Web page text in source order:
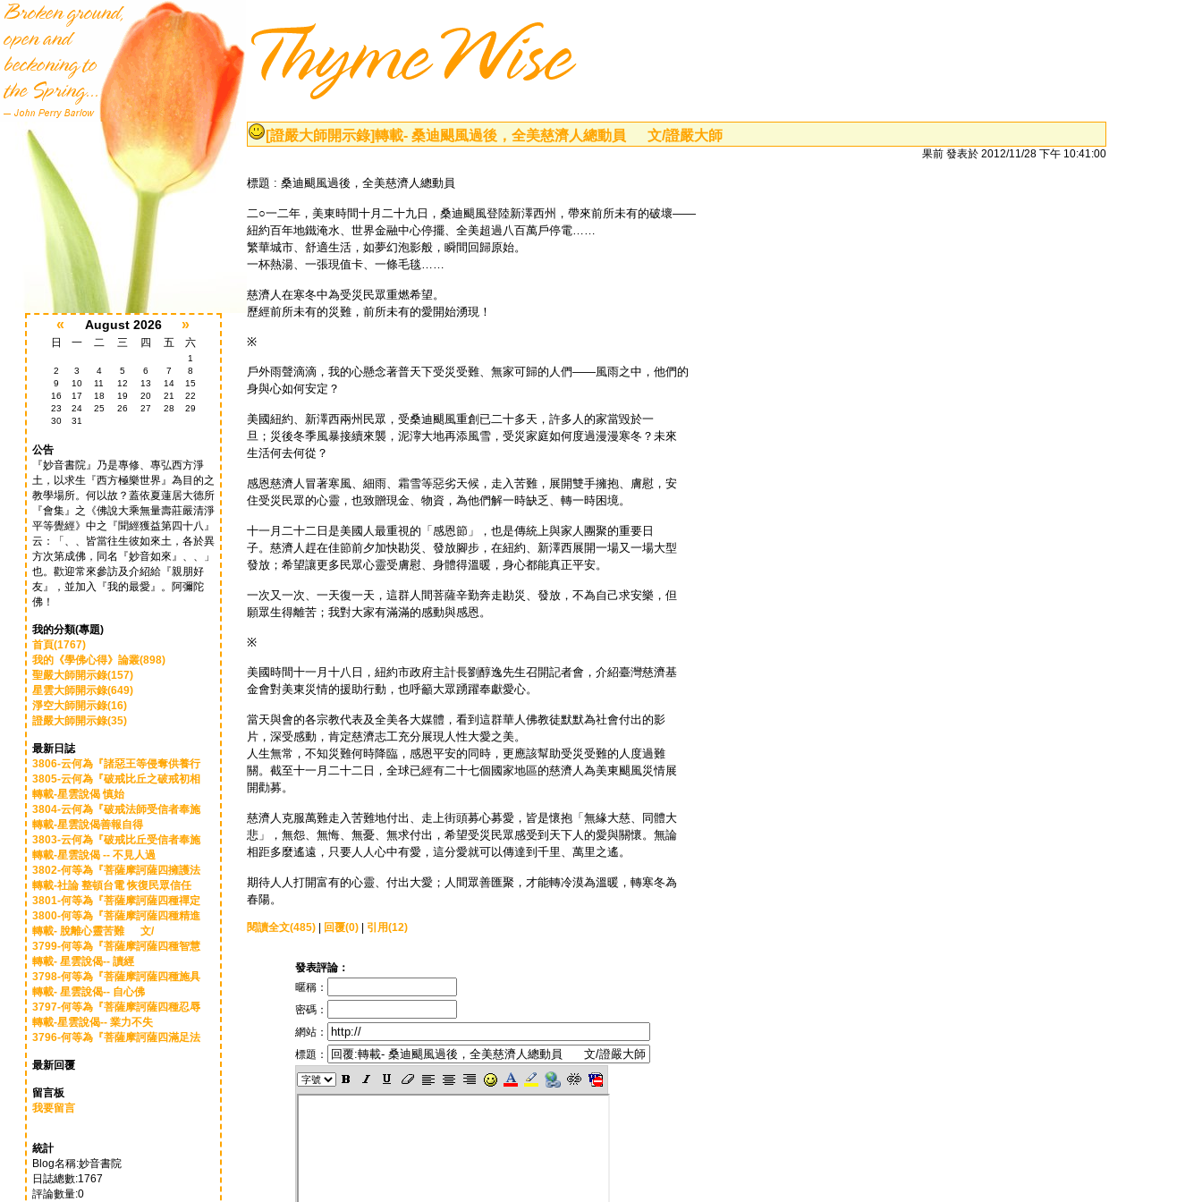
« August 2026 »
日 一 二 三 四 五 六
1
2
3 4 5 6 7
8
9
10 11 12 13 14
15
16
17 18 19 20 21
22
23
24 25 26 27 28
29
30
31
公告
『妙音書院』乃是專修、專弘西方淨
土，以求生『西方極樂世界』為目的之
教學場所。何以故？蓋依夏蓮居大德所
『會集』之《佛說大乘無量壽莊嚴清淨
平等覺經》中之『聞經獲益第四十八』
云：「、、皆當往生彼如來土，各於異
方次第成佛，同名『妙音如來』、、」
也。歡迎常來參訪及介紹給『親朋好
友』，並加入『我的最愛』。阿彌陀
佛！
我的分類(專題)
首頁(1767)
我的《學佛心得》論叢(898)
聖嚴大師開示錄(157)
星雲大師開示錄(649)
淨空大師開示錄(16)
證嚴大師開示錄(35)
最新日誌
3806-云何為『諸惡王等侵奪供養行
3805-云何為『破戒比丘之破戒初相
轉載-星雲說偈 慎始
3804-云何為『破戒法師受信者奉施
轉載-星雲說偈善報自得
3803-云何為『破戒比丘受信者奉施
轉載-星雲說偈 -- 不見人過
3802-何等為『菩薩摩訶薩四擁護法
轉載-社論 整頓台電 恢復民眾信任
3801-何等為『菩薩摩訶薩四種禪定
3800-何等為『菩薩摩訶薩四種精進
轉載- 脫離心靈苦難 文/
3799-何等為『菩薩摩訶薩四種智慧
轉載- 星雲說偈-- 讀經
3798-何等為『菩薩摩訶薩四種施具
轉載- 星雲說偈-- 自心佛
3797-何等為『菩薩摩訶薩四種忍辱
轉載-星雲說偈-- 業力不失
3796-何等為『菩薩摩訶薩四滿足法
最新回覆
留言板
我要留言
統計
Blog名稱:妙音書院
日誌總數:1767
評論數量:0
[證嚴大師開示錄]轉載- 桑迪颶風過後，全美慈濟人總動員 文/證嚴大師
果前 發表於 2012/11/28 下午 10:41:00
標題 : 桑迪颶風過後，全美慈濟人總動員
二○一二年，美東時間十月二十九日，桑迪颶風登陸新澤西州，帶來前所未有的破壞——
紐約百年地鐵淹水、世界金融中心停擺、全美超過八百萬戶停電……
繁華城市、舒適生活，如夢幻泡影般，瞬間回歸原始。
一杯熱湯、一張現值卡、一條毛毯……
慈濟人在寒冬中為受災民眾重燃希望。
歷經前所未有的災難，前所未有的愛開始湧現！
※
戶外雨聲滴滴，我的心懸念著普天下受災受難、無家可歸的人們——風雨之中，他們的
身與心如何安定？
美國紐約、新澤西兩州民眾，受桑迪颶風重創已二十多天，許多人的家當毀於一
旦；災後冬季風暴接續來襲，泥濘大地再添風雪，受災家庭如何度過漫漫寒冬？未來
生活何去何從？
感恩慈濟人冒著寒風、細雨、霜雪等惡劣天候，走入苦難，展開雙手擁抱、膚慰，安
住受災民眾的心靈，也致贈現金、物資，為他們解一時缺乏、轉一時困境。
十一月二十二日是美國人最重視的「感恩節」，也是傳統上與家人團聚的重要日
子。慈濟人趕在佳節前夕加快勘災、發放腳步，在紐約、新澤西展開一場又一場大型
發放；希望讓更多民眾心靈受膚慰、身體得溫暖，身心都能真正平安。
一次又一次、一天復一天，這群人間菩薩辛勤奔走勘災、發放，不為自己求安樂，但
願眾生得離苦；我對大家有滿滿的感動與感恩。
※
美國時間十一月十八日，紐約市政府主計長劉醇逸先生召開記者會，介紹臺灣慈濟基
金會對美東災情的援助行動，也呼籲大眾踴躍奉獻愛心。
當天與會的各宗教代表及全美各大媒體，看到這群華人佛教徒默默為社會付出的影
片，深受感動，肯定慈濟志工充分展現人性大愛之美。
人生無常，不知災難何時降臨，感恩平安的同時，更應該幫助受災受難的人度過難
關。截至十一月二十二日，全球已經有二十七個國家地區的慈濟人為美東颶風災情展
開勸募。
慈濟人克服萬難走入苦難地付出、走上街頭募心募愛，皆是懷抱「無緣大慈、同體大
悲」，無怨、無悔、無憂、無求付出，希望受災民眾感受到天下人的愛與關懷。無論
相距多麼遙遠，只要人人心中有愛，這分愛就可以傳達到千里、萬里之遙。
期待人人打開富有的心靈、付出大愛；人間眾善匯聚，才能轉冷漠為溫暖，轉寒冬為
春陽。
閱讀全文(485) 回覆(0) 引用(12)
發表評論：
暱稱：
密碼：
網站：
標題：